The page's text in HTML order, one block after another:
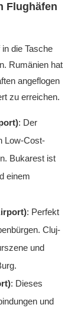
Flughäfen
die Tasche
Rumänien hat
angeflogen
zu erreichen.
: Der
Low-Cost-
Bukarest ist
einem
: Perfekt
Cluj-
und
: Dieses
und